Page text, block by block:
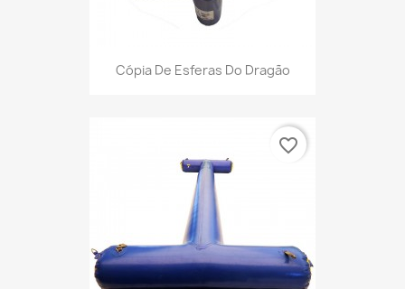
Cópia De Esferas Do Dragão
favorite_border